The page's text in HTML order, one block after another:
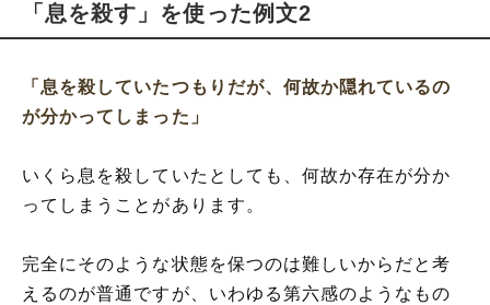
「息を殺す」を使った例文2
「息を殺していたつもりだが、何故か隠れているの
が分かってしまった」
いくら息を殺していたとしても、何故か存在が分か
ってしまうことがあります。
完全にそのような状態を保つのは難しいからだと考
えるのが普通ですが、いわゆる第六感のようなもの